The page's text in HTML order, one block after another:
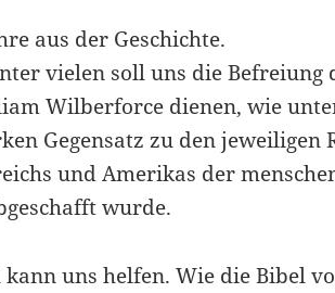
aus der Geschichte.
vielen soll uns die Befreiung
Wilberforce dienen, wie
Gegensatz zu den jeweiligen
und Amerikas der
wurde.
kann uns helfen. Wie die Bibel